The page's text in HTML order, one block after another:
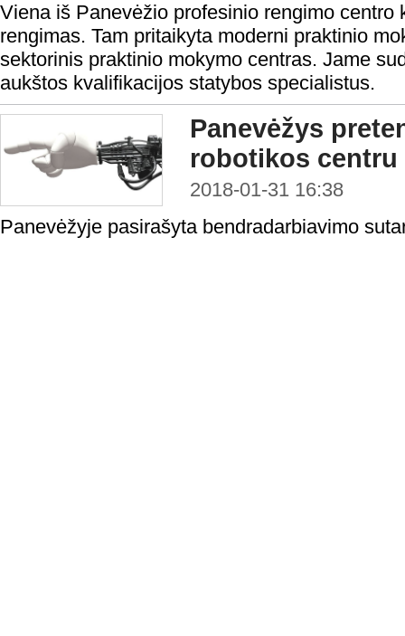
Viena iš Panevėžio profesinio rengimo centro
rengimas. Tam pritaikyta moderni praktinio
sektorinis praktinio mokymo centras. Jame
aukštos kvalifikacijos statybos specialistus.
Panevėžys
robotikos centru
2018-01-31 16:38
Panevėžyje pasirašyta bendradarbiavimo